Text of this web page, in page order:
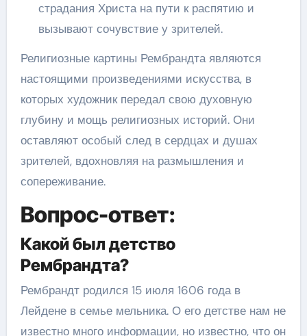
страдания Христа на пути к распятию и
вызывают сочувствие у зрителей.
Религиозные картины Рембрандта являются
настоящими произведениями искусства, в
которых художник передал свою духовную
глубину и мощь религиозных историй. Они
оставляют особый след в сердцах и душах
зрителей, вдохновляя на размышления и
сопереживание.
Вопрос-ответ:
Какой был детство
Рембрандта?
Рембрандт родился 15 июля 1606 года в
Лейдене в семье мельника. О его детстве нам не
известно много информации, но известно, что он